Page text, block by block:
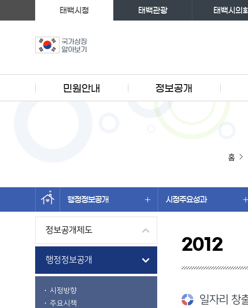
국가상징
알아보기
태백시청 태백관광 태백시의회
민원안내 정보공개
홈
행정정보공개 시정주요성과
왼쪽메뉴
정보공개제도
행정정보공개
시정방향
주요시책
2012
일자리 창